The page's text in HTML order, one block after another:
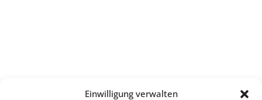
Einwilligung verwalten